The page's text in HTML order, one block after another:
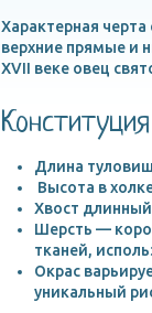
Характерная
верхние прямые и
XVII веке овец
Длина
Высота в
Хвост
Шерсть —
тканей,
Окрас
уникальный